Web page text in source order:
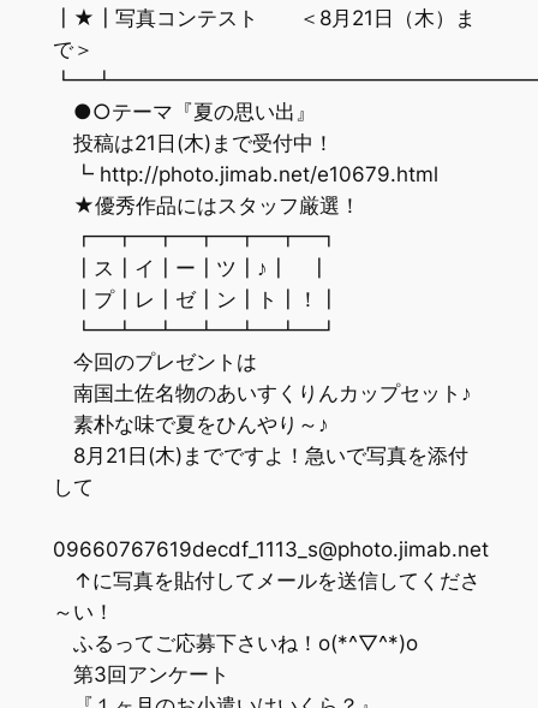
┃★┃写真コンテスト ＜8月21日（木）ま
で＞
●○テーマ『夏の思い出』
投稿は21日(木)まで受付中！
┗ http://photo.jimab.net/e10679.html
★優秀作品にはスタッフ厳選！
┏━┳━┳━┳━┳━┳━┓
┃ス┃イ┃ー┃ツ┃♪┃ ┃
┃プ┃レ┃ゼ┃ン┃ト┃！┃
┗━┻━┻━┻━┻━┻━┛
今回のプレゼントは
南国土佐名物のあいすくりんカップセット♪
素朴な味で夏をひんやり～♪
8月21日(木)までですよ！急いで写真を添付
して
09660767619decdf_1113_s@photo.jimab.net
↑に写真を貼付してメールを送信してくださ
～い！
ふるってご応募下さいね！o(*^▽^*)o
第3回アンケート